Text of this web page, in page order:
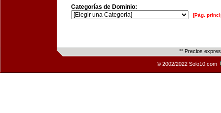
Categorías de Dominio:
[Pág.
** Precios
© 2002/2022 Solo10.com